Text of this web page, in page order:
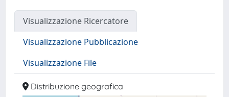
Visualizzazione Ricercatore
Visualizzazione Pubblicazione
Visualizzazione File
Distribuzione geografica